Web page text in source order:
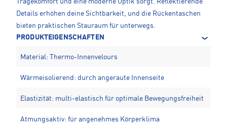
Tragekomfort und eine moderne Optik sorgt. Reflektierende
Details erhöhen deine Sichtbarkeit, und die Rückentaschen
bieten praktischen Stauraum für unterwegs.
PRODUKTEIGENSCHAFTEN
Material: Thermo-Innenvelours
Wärmeisolierend: durch angeraute Innenseite
Elastizität: multi-elastisch für optimale Bewegungsfreiheit
Atmungsaktiv: für angenehmes Körperklima